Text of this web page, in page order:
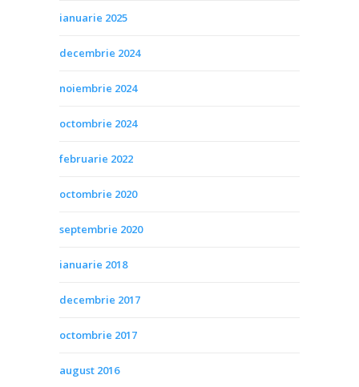
ianuarie 2025
decembrie 2024
noiembrie 2024
octombrie 2024
februarie 2022
octombrie 2020
septembrie 2020
ianuarie 2018
decembrie 2017
octombrie 2017
august 2016